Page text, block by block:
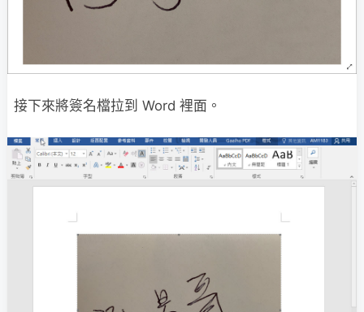
接下來將簽名檔拉到 Word 裡面。